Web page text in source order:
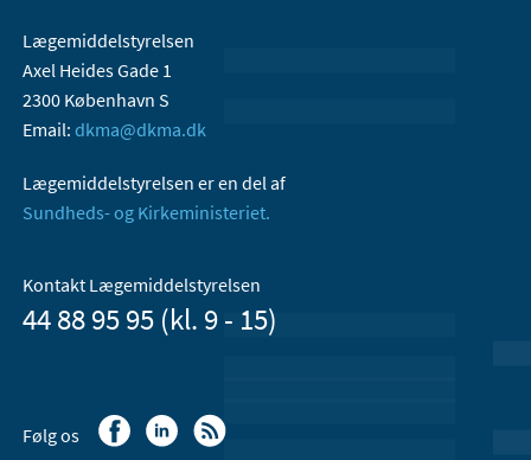
Lægemiddelstyrelsen
Axel Heides Gade 1
2300 København S
Email: dkma@dkma.dk
Lægemiddelstyrelsen er en del af
Sundheds- og Kirkeministeriet.
Kontakt Lægemiddelstyrelsen
44 88 95 95 (kl. 9 - 15)
Følg os